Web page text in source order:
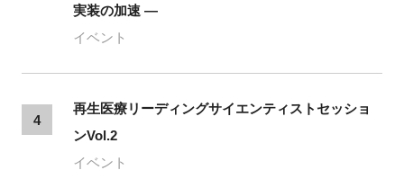
実装の加速 ―
イベント
4
再生医療リーディングサイエンティストセッショ
ンVol.2
イベント